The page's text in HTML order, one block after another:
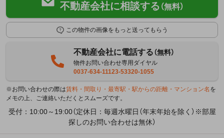
不動産会社に相談する （無料）
この物件の画像をもっと送ってもらう
不動産会社に電話する（無料）
物件お問い合わせ専用ダイヤル
0037-634-11123-53320-1055
※お問い合わせの際は賃料・間取り・最寄駅・駅からの距離・マンション名 を
メモの上、ご連絡いただくとスムーズです。
受付：10:00～19:00（定休日：毎週水曜日（年末年始を除く）※部屋
探しのお問い合わせは無休）